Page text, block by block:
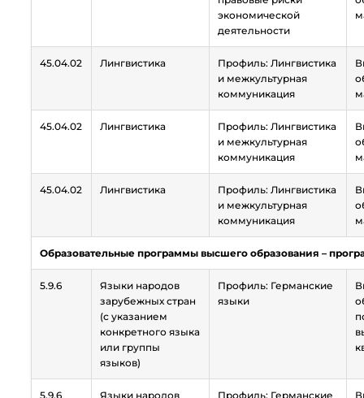
экономической
деятельности
45.04.02 Лингвистика
Профиль: Лингвистика
и межкультурная
коммуникация
45.04.02 Лингвистика
Профиль: Лингвистика
и межкультурная
коммуникация
45.04.02 Лингвистика
Профиль: Лингвистика
и межкультурная
коммуникация
Образовательные программы высшего образования –
5.9.6
Языки народов
зарубежных стран
(с указанием
конкретного языка
или группы
языков)
Профиль: Германские
языки
5.9.6
Языки народов
Профиль: Германские